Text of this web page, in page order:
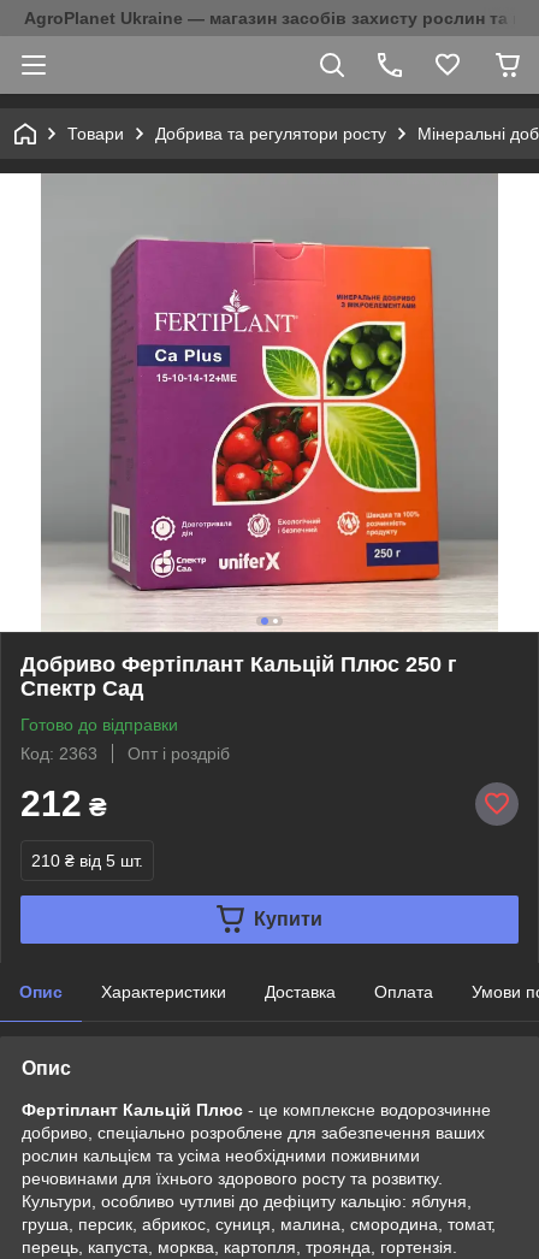
AgroPlanet Ukraine — магазин засобів захисту рослин та
Товари Добрива та регулятори росту Мінеральні
Добриво Фертіплант Кальцій Плюс 250 г
Спектр Сад
Готово до відправки
Код: 2363
Опт і роздріб
212 ₴
210 ₴ від 5 шт.
Купити
Опис Характеристики Доставка Оплата Умови
Опис
Фертіплант Кальцій Плюс - це комплексне водорозчинне
добриво, спеціально розроблене для забезпечення ваших
рослин кальцієм та усіма необхідними поживними
речовинами для їхнього здорового росту та розвитку.
Культури, особливо чутливі до дефіциту кальцію: яблуня,
груша, персик, абрикос, суниця, малина, смородина, томат,
перець, капуста, морква, картопля, троянда, гортензія.